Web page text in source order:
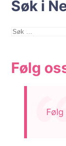
Søk i
Søk
Følg